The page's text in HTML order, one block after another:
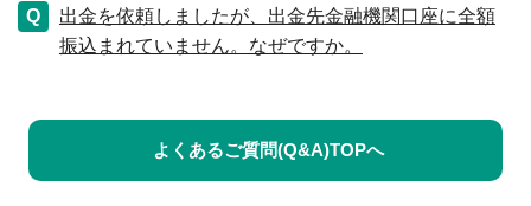
出金を依頼しましたが、出金先金融機関口座に全額
振込まれていません。なぜですか。
よくあるご質問(Q&A)TOPへ